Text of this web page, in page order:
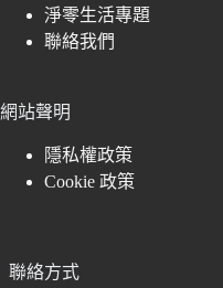
淨零生活專題
聯絡我們
網站聲明
隱私權政策
Cookie 政策
聯絡方式